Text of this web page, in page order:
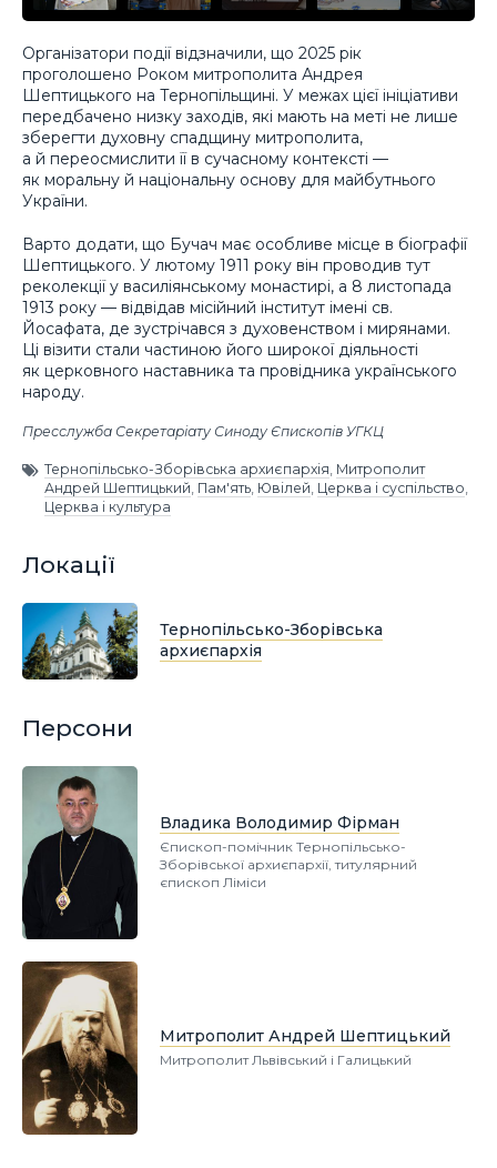
Організатори події відзначили, що 2025 рік
проголошено Роком митрополита Андрея
Шептицького на Тернопільщині. У межах цієї ініціативи
передбачено низку заходів, які мають на меті не лише
зберегти духовну спадщину митрополита,
а й переосмислити її в сучасному контексті —
як моральну й національну основу для майбутнього
України.
Варто додати, що Бучач має особливе місце в біографії
Шептицького. У лютому 1911 року він проводив тут
реколекції у василіянському монастирі, а 8 листопада
1913 року — відвідав місійний інститут імені св.
Йосафата, де зустрічався з духовенством і мирянами.
Ці візити стали частиною його широкої діяльності
як церковного наставника та провідника українського
народу.
Пресслужба Секретаріату Синоду Єпископів УГКЦ
Тернопільсько-Зборівська архиєпархія Митрополит
Андрей Шептицький Пам'ять Ювілей Церква і суспільство
Церква і культура
Локації
Тернопільсько-Зборівська
архиєпархія
Персони
Владика Володимир Фірман
Єпископ-помічник Тернопільсько-
Зборівської архиєпархії, титулярний
єпископ Ліміси
Митрополит Андрей Шептицький
Митрополит Львівський і Галицький